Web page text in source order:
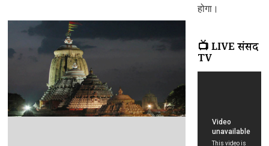
के
जाएगा
भगवान
जगन्नाथ
का
होगा।
📺 LIVE संसद
TV